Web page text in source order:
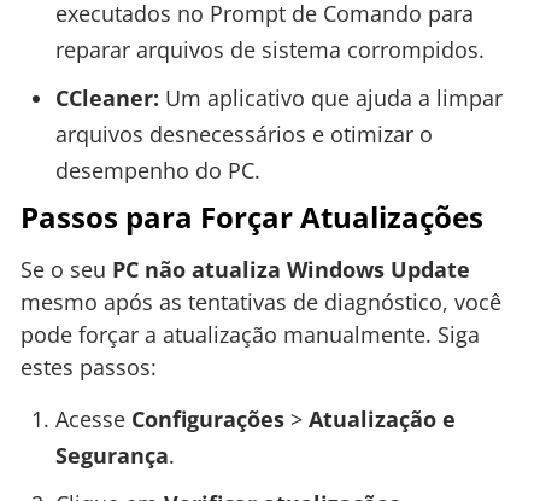
executados no Prompt de Comando para
reparar arquivos de sistema corrompidos.
CCleaner: Um aplicativo que ajuda a limpar
arquivos desnecessários e otimizar o
desempenho do PC.
Passos para Forçar Atualizações
Se o seu PC não atualiza Windows Update
mesmo após as tentativas de diagnóstico, você
pode forçar a atualização manualmente. Siga
estes passos:
Acesse Configurações> Atualização e
Segurança.